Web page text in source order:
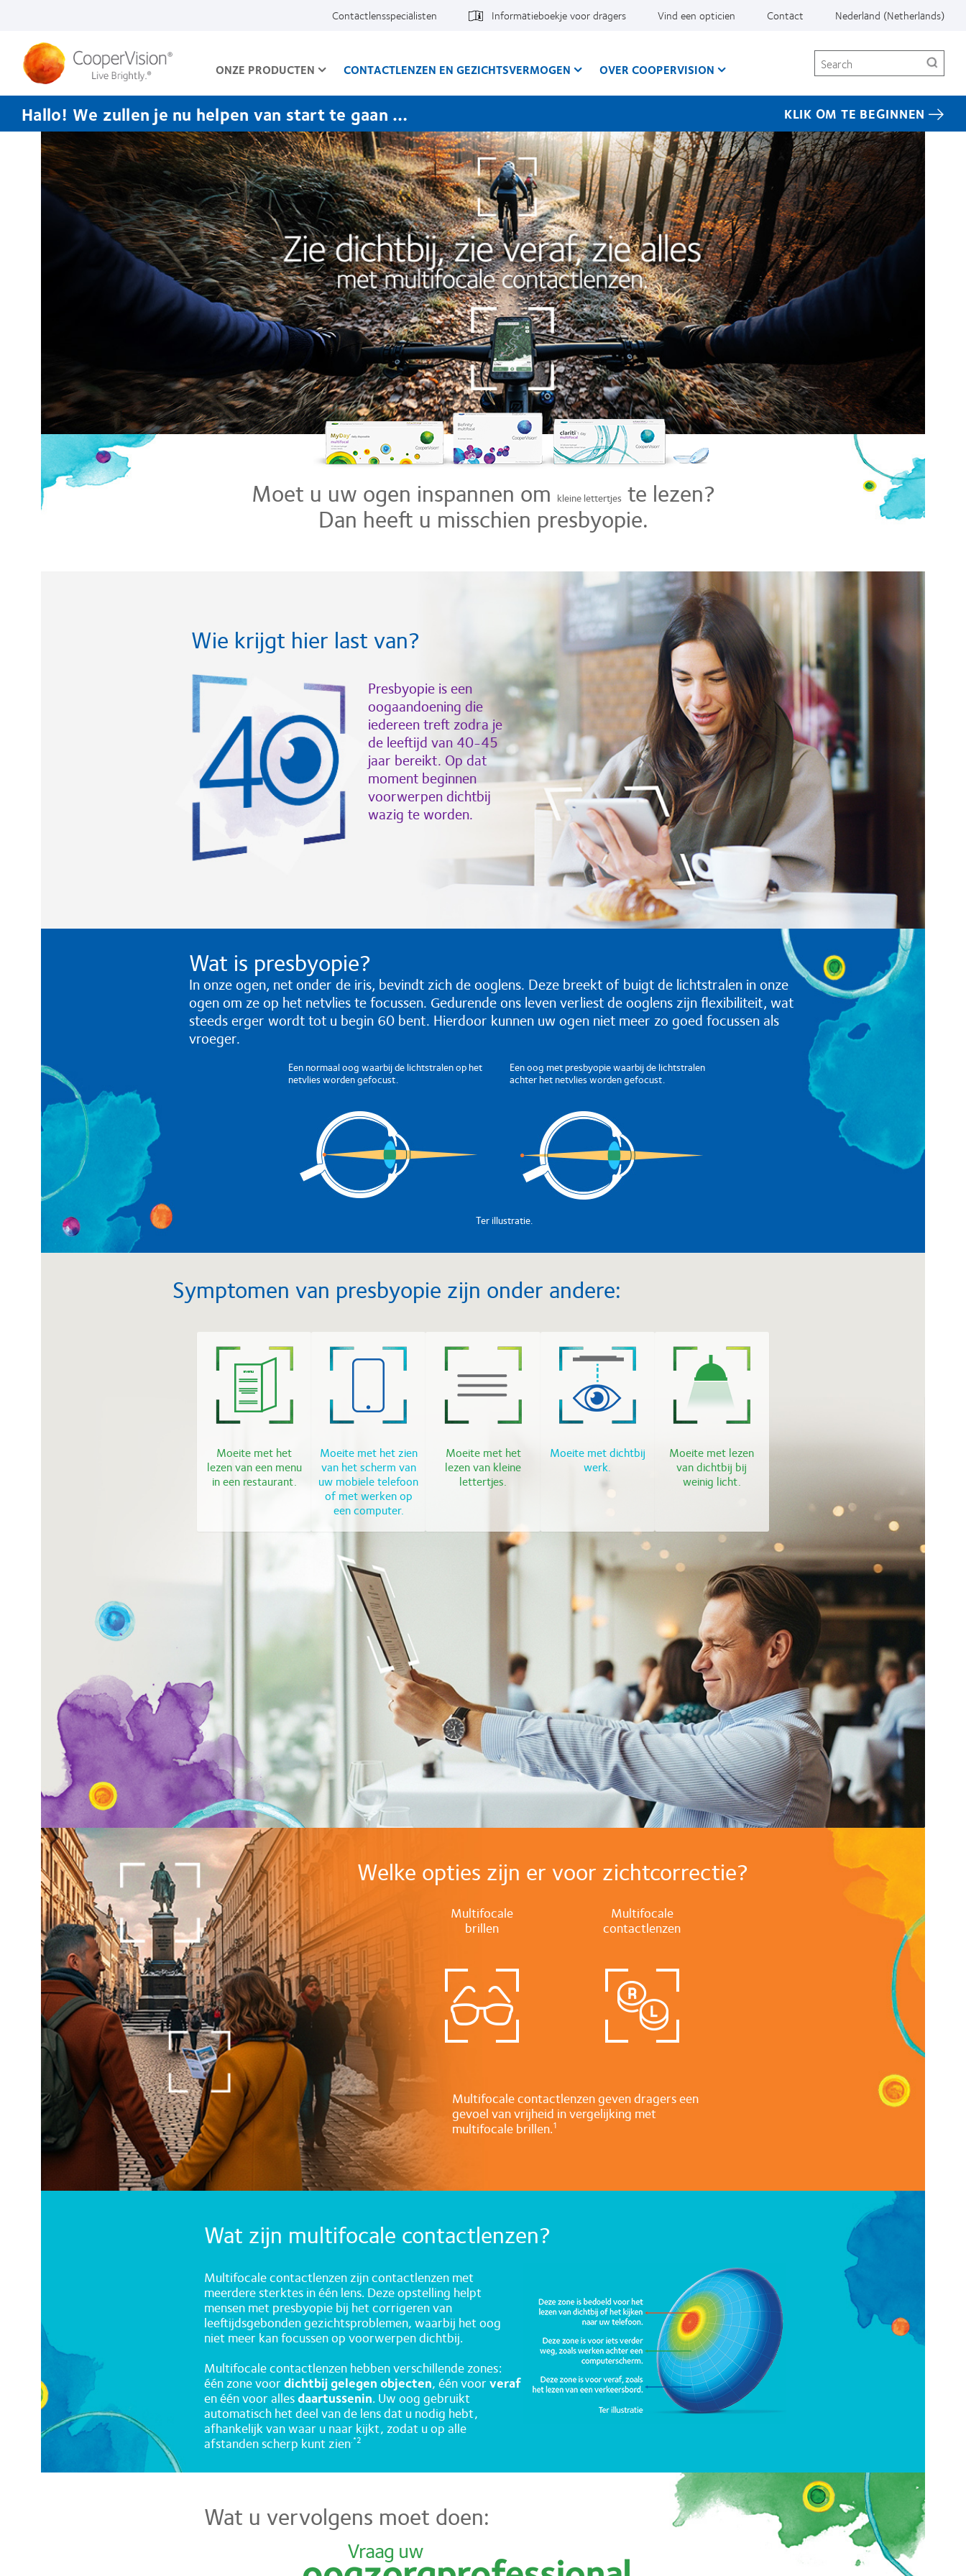
inhoud
Contactlensspecialisten Informatieboekje voor dragers Vind een opticien Contact Nederland (Netherlands)
ONZE PRODUCTEN CONTACTLENZEN EN GEZICHTSVERMOGEN OVER COOPERVISION
Search
Hallo! We zullen je nu helpen van start te gaan … KLIK OM TE BEGINNEN
Moet u uw ogen inspannen om kleine lettertjes te lezen?
Dan heeft u misschien presbyopie.
Wie krijgt hier last van?
Presbyopie is een
oogaandoening die
iedereen treft zodra je
de leeftijd van 40-45
jaar bereikt. Op dat
moment beginnen
voorwerpen dichtbij
wazig te worden.
Wat is presbyopie?
In onze ogen, net onder de iris, bevindt zich de ooglens. Deze breekt of buigt de lichtstralen in onze
ogen om ze op het netvlies te focussen. Gedurende ons leven verliest de ooglens zijn flexibiliteit, wat
steeds erger wordt tot u begin 60 bent. Hierdoor kunnen uw ogen niet meer zo goed focussen als
vroeger.
Een normaal oog waarbij de lichtstralen op het
netvlies worden gefocust.
Een oog met presbyopie waarbij de lichtstralen
achter het netvlies worden gefocust.
Ter illustratie.
Symptomen van presbyopie zijn onder andere:
Moeite met het
lezen van een menu
in een restaurant.
Moeite met het zien
van het scherm van
uw mobiele telefoon
of met werken op
een computer.
Moeite met het
lezen van kleine
lettertjes.
Moeite met dichtbij
werk.
Moeite met lezen
van dichtbij bij
weinig licht.
Welke opties zijn er voor zichtcorrectie?
Multifocale
brillen
Multifocale
contactlenzen
Multifocale contactlenzen geven dragers een
gevoel van vrijheid in vergelijking met
multifocale brillen.1
Wat zijn multifocale contactlenzen?
Multifocale contactlenzen zijn contactlenzen met
meerdere sterktes in één lens. Deze opstelling helpt
mensen met presbyopie bij het corrigeren van
leeftijdsgebonden gezichtsproblemen, waarbij het oog
niet meer kan focussen op voorwerpen dichtbij.
Multifocale contactlenzen hebben verschillende zones:
één zone voordichtbij gelegen objecten, één voorveraf
en één voor allesdaartussenin. Uw oog gebruikt
automatisch het deel van de lens dat u nodig hebt,
afhankelijk van waar u naar kijkt, zodat u op alle
afstanden scherp kunt zien.*2
Wat u vervolgens moet doen: